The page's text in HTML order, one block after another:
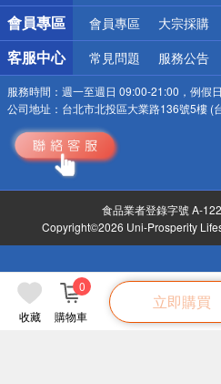
收藏 購物車
0
立即購買
會員專區 會員專區 大宗採購
客服中心 常見問題 服務公告
服務時間： 週一至週日 09:00-21:00，例假
公司地址： 台北市北投區大業路136號5樓 (
食品業者登錄字號 A-
Copyright©2026 Uni-Prosperity